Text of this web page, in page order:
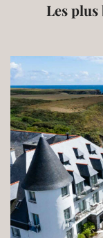
Les